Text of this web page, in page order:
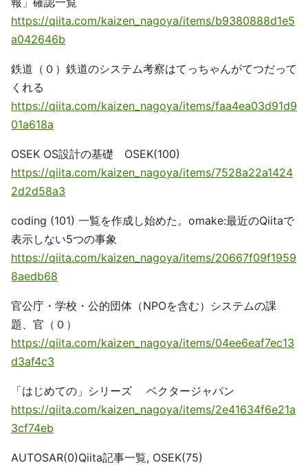
https://qiita.com/kaizen_nagoya/items/b9380888d1e5
a042646b
鉄道（０）鉄道のシステム考察はてっちゃんがてつだって
くれる
https://qiita.com/kaizen_nagoya/items/faa4ea03d91d9
01a618a
OSEK OS設計の基礎 OSEK(100)
https://qiita.com/kaizen_nagoya/items/7528a22a1424
2d2d58a3
coding (101) 一覧を作成し始めた。omake:最近のQiitaで
表示しない5つの事象
https://qiita.com/kaizen_nagoya/items/20667f09f1959
8aedb68
官公庁・学校・公的団体（NPOを含む）システムの課
題、官（０）
https://qiita.com/kaizen_nagoya/items/04ee6eaf7ec13
d3af4c3
「はじめての」シリーズ ベクタージャパン
https://qiita.com/kaizen_nagoya/items/2e41634f6e21a
3cf74eb
AUTOSAR(0)Qiita記事一覧, OSEK(75)